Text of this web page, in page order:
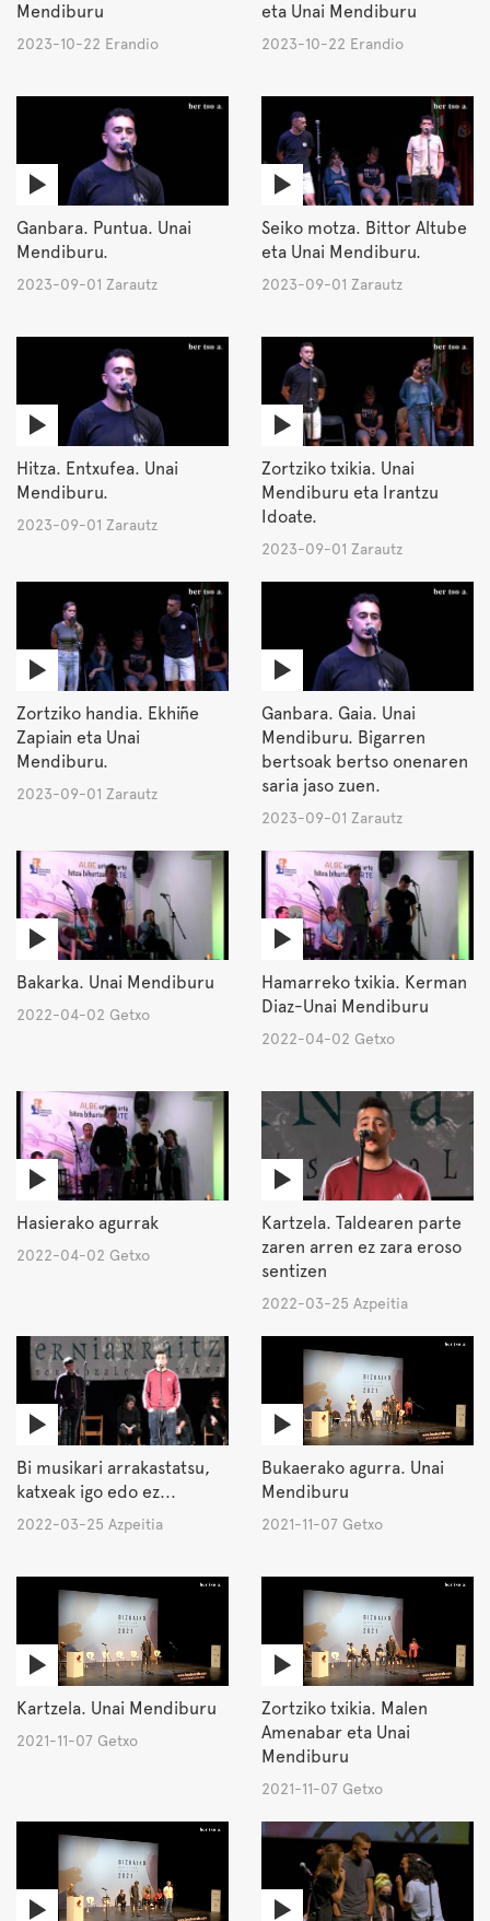
Mendiburu
2023-10-22 Erandio
eta Unai Mendiburu
2023-10-22 Erandio
Ganbara. Puntua. Unai
Mendiburu.
2023-09-01 Zarautz
Seiko motza. Bittor Altube
eta Unai Mendiburu.
2023-09-01 Zarautz
Hitza. Entxufea. Unai
Mendiburu.
2023-09-01 Zarautz
Zortziko txikia. Unai
Mendiburu eta Irantzu
Idoate.
2023-09-01 Zarautz
Zortziko handia. Ekhiñe
Zapiain eta Unai
Mendiburu.
2023-09-01 Zarautz
Ganbara. Gaia. Unai
Mendiburu. Bigarren
bertsoak bertso onenaren
saria jaso zuen.
2023-09-01 Zarautz
Bakarka. Unai Mendiburu
2022-04-02 Getxo
Hamarreko txikia. Kerman
Diaz-Unai Mendiburu
2022-04-02 Getxo
Hasierako agurrak
2022-04-02 Getxo
Kartzela. Taldearen parte
zaren arren ez zara eroso
sentizen
2022-03-25 Azpeitia
Bi musikari arrakastatsu,
katxeak igo edo ez...
2022-03-25 Azpeitia
Bukaerako agurra. Unai
Mendiburu
2021-11-07 Getxo
Kartzela. Unai Mendiburu
2021-11-07 Getxo
Zortziko txikia. Malen
Amenabar eta Unai
Mendiburu
2021-11-07 Getxo